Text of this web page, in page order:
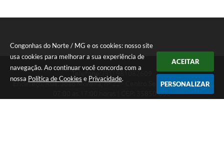
Congonhas do Norte / MG e os cookies: nosso site
usa cookies para melhorar a sua experiência de
navegação. Ao continuar você concorda com a
nossa Política de Cookies e Privacidade.
ACEITAR
PERSONALIZAR
Endereço: Rua: João Moreira, nº 22 - Centro Segunda a Sexta das
07:00 as 17:00 horas | CEP: 35850-000